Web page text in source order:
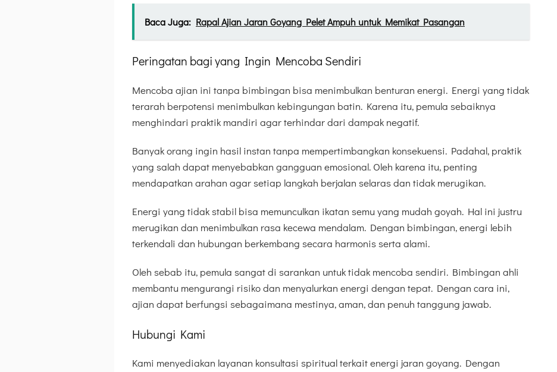
Baca Juga: Rapal Ajian Jaran Goyang Pelet Ampuh untuk Memikat Pasangan
Peringatan bagi yang Ingin Mencoba Sendiri
Mencoba ajian ini tanpa bimbingan bisa menimbulkan benturan energi. Energi yang tidak
terarah berpotensi menimbulkan kebingungan batin. Karena itu, pemula sebaiknya
menghindari praktik mandiri agar terhindar dari dampak negatif.
Banyak orang ingin hasil instan tanpa mempertimbangkan konsekuensi. Padahal, praktik
yang salah dapat menyebabkan gangguan emosional. Oleh karena itu, penting
mendapatkan arahan agar setiap langkah berjalan selaras dan tidak merugikan.
Energi yang tidak stabil bisa memunculkan ikatan semu yang mudah goyah. Hal ini justru
merugikan dan menimbulkan rasa kecewa mendalam. Dengan bimbingan, energi lebih
terkendali dan hubungan berkembang secara harmonis serta alami.
Oleh sebab itu, pemula sangat di sarankan untuk tidak mencoba sendiri. Bimbingan ahli
membantu mengurangi risiko dan menyalurkan energi dengan tepat. Dengan cara ini,
ajian dapat berfungsi sebagaimana mestinya, aman, dan penuh tanggung jawab.
Hubungi Kami
Kami menyediakan layanan konsultasi spiritual terkait energi jaran goyang. Dengan